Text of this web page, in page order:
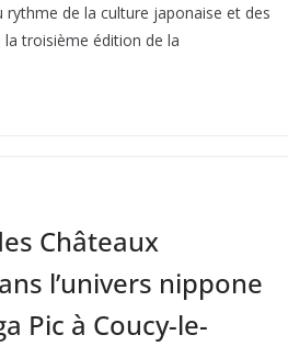
rythme de la culture japonaise et des
troisième édition de la
Châteaux
l’univers nippone
Pic à Coucy-le-